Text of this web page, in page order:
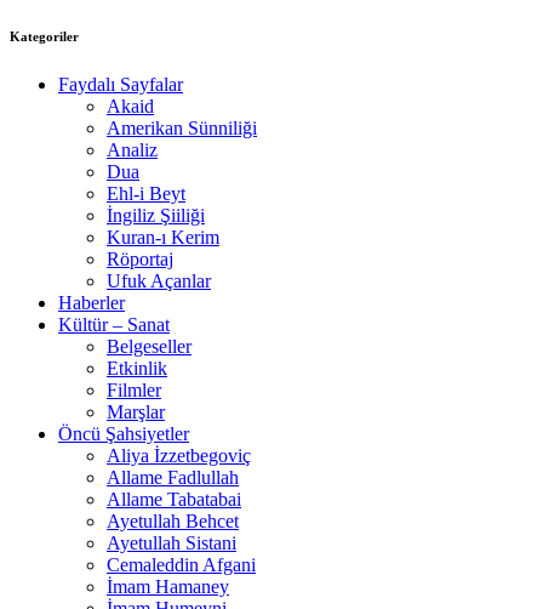
Kategoriler
Faydalı Sayfalar
Akaid
Amerikan Sünniliği
Analiz
Dua
Ehl-i Beyt
İngiliz Şiiliği
Kuran-ı Kerim
Röportaj
Ufuk Açanlar
Haberler
Kültür – Sanat
Belgeseller
Etkinlik
Filmler
Marşlar
Öncü Şahsiyetler
Aliya İzzetbegoviç
Allame Fadlullah
Allame Tabatabai
Ayetullah Behcet
Ayetullah Sistani
Cemaleddin Afgani
İmam Hamaney